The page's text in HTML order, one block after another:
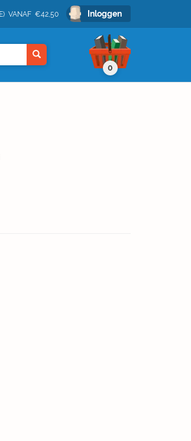
VANAF €42,50 Inloggen
0